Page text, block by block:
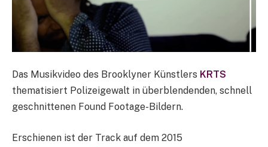
Das Musikvideo des Brooklyner Künstlers KRTS
thematisiert Polizeigewalt in überblendenden, schnell
geschnittenen Found Footage-Bildern.
Erschienen ist der Track auf dem 2015